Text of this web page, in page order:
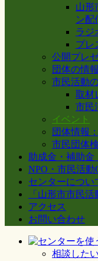
山形
ン配
ラジ
プレ
公開プレ
団体の情
市民活動
取材
市民
イベント
団体情報
市民団体
助成金・補助金
NPO・市民活動
センターについ
「山形市市民
アクセス
お問い合わせ
相談したい